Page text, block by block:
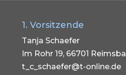
1. Vorsitzende
Tanja Schaefer
Im Rohr 19, 66701
t_c_schaefer@t-online.de